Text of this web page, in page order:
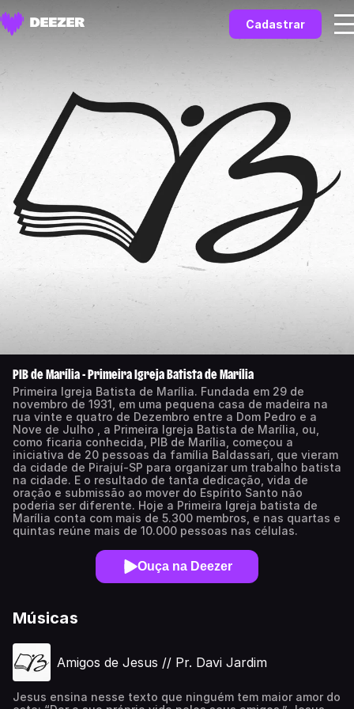
Cadastrar
PIB de Marília - Primeira Igreja Batista de Marília
Primeira Igreja Batista de Marília. Fundada em 29 de
novembro de 1931, em uma pequena casa de madeira na
rua vinte e quatro de Dezembro entre a Dom Pedro e a
Nove de Julho , a Primeira Igreja Batista de Marília, ou,
como ficaria conhecida, PIB de Marília, começou a
iniciativa de 20 pessoas da família Baldassari, que vieram
da cidade de Pirajuí-SP para organizar um trabalho batista
na cidade. E o resultado de tanta dedicação, vida de
oração e submissão ao mover do Espírito Santo não
poderia ser diferente. Hoje a Primeira Igreja batista de
Marília conta com mais de 5.300 membros, e nas quartas e
quintas reúne mais de 10.000 pessoas nas células.
Ouça na Deezer
Músicas
Amigos de Jesus // Pr. Davi Jardim
Jesus ensina nesse texto que ninguém tem maior amor do